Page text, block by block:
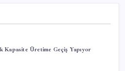
Üretime Geçiş Yapıyor